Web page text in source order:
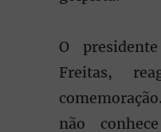
O
Freitas,
não